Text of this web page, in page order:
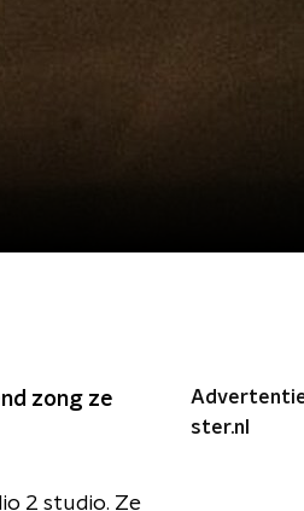
zong ze
2 studio. Ze
ster.nl